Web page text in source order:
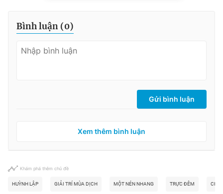
Bình luận (0)
Gửi bình luận
Xem thêm bình luận
Khám phá thêm chủ đề
HUỲNH LẬP GIẢI TRÍ MÙA DỊCH MỘT NÉN NHANG TRỰC ĐÊM